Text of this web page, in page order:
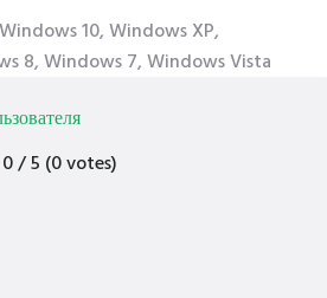
10, Windows XP,
8, Windows 7, Windows Vista
0 / 5 (0 votes)